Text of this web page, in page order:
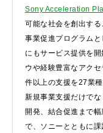
Sony Acceleration
可能な社会を創出す
事業促進プログラム
にもサービス提供を
ウや経験豊富なアク
件以上の支援を27業種
新規事業支援だけで
開発、結合促進まで
で、ソニーとともに